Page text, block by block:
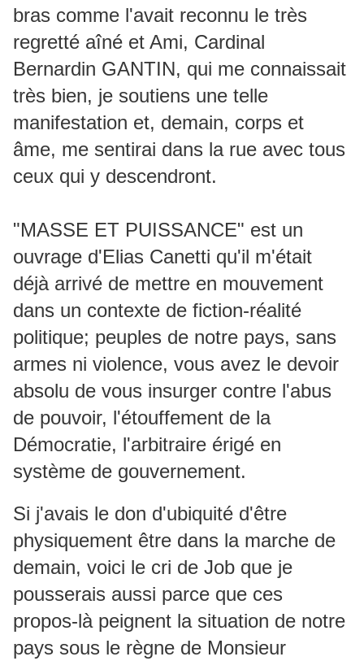
bras comme l'avait reconnu le très
regretté aîné et Ami, Cardinal
Bernardin GANTIN, qui me connaissait
très bien, je soutiens une telle
manifestation et, demain, corps et
âme, me sentirai dans la rue avec tous
ceux qui y descendront.
"MASSE ET PUISSANCE" est un
ouvrage d'Elias Canetti qu'il m'était
déjà arrivé de mettre en mouvement
dans un contexte de fiction-réalité
politique; peuples de notre pays, sans
armes ni violence, vous avez le devoir
absolu de vous insurger contre l'abus
de pouvoir, l'étouffement de la
Démocratie, l'arbitraire érigé en
système de gouvernement.
Si j'avais le don d'ubiquité d'être
physiquement être dans la marche de
demain, voici le cri de Job que je
pousserais aussi parce que ces
propos-là peignent la situation de notre
pays sous le règne de Monsieur